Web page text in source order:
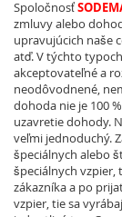
Spoločnosť
zmluvy alebo
upravujúcich naše
atď. V týchto
akceptovateľné a
neodôvodnené,
dohoda nie je 100
uzavretie dohody.
veľmi jednoduchý.
špeciálnych alebo
špeciálnych vzpier,
zákazníka a po
vzpier, tie sa